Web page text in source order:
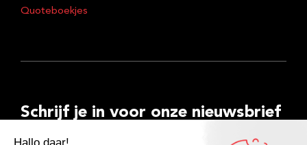
Quoteboekjes
Schrijf je in voor onze nieuwsbrief